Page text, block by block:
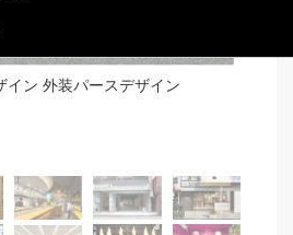
イン 外装パースデザイン